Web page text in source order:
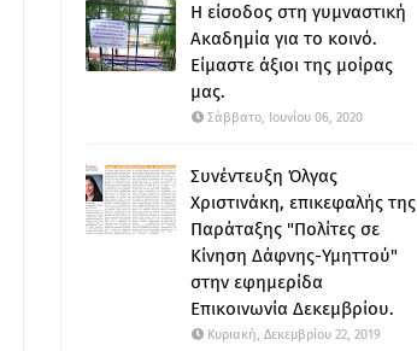
Η είσοδος στη γυμναστική
Ακαδημία για το κοινό.
Είμαστε άξιοι της μοίρας
μας.
Σάββατο, Ιουνίου 06, 2020
Συνέντευξη Όλγας
Χριστινάκη, επικεφαλής της
Παράταξης "Πολίτες σε
Κίνηση Δάφνης-Υμηττού"
στην εφημερίδα
Επικοινωνία Δεκεμβρίου.
Κυριακή, Δεκεμβρίου 22, 2019